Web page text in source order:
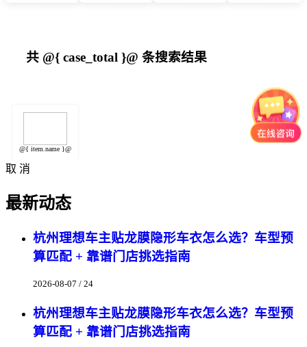
共 @{ case_total }@ 条搜索结果
@{ item.name }@
取 消
最新动态
杭州理想车主贴龙膜隐形车衣怎么选？车型预
算匹配 + 靠谱门店挑选指南
2026-08-07 / 24
杭州理想车主贴龙膜隐形车衣怎么选？车型预
算匹配 + 靠谱门店挑选指南